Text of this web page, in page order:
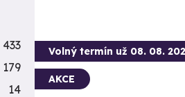
Volný termín už 08. 08.
AKCE
433
179
14